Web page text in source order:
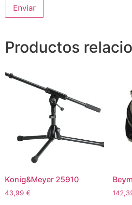
Productos
Konig&Meyer 25910
43,99 €